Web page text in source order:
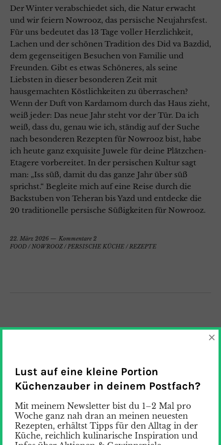
Der Winter verabschiedet sich, die Natur erwacht
und wir feiern Nowrooz, das persische Neujahrsfest.
Für uns bedeutet das 13 Tage voller Herzlichkeit,
Lachen und der schönen Tradition des Did va Bazdid,
dem gegenseitigen Besuchen von Familie und
Freunden. Gibt es etwas Schöneres, als seine
Liebsten in dieser besonderen Zeit mit
hausgemachten Köstlichkeiten zu überraschen?
Wenn der Duft von Kardamom durch das Haus zieht,
weiß jeder: Das neue Jahr steht vor der Tür. Da ich
weiß, dass du, genau wie ich, ständig auf der Suche
nach besonderen Rezepten für Nowrooz bist, habe
ich heute ganz exquisite Juwele für deine Plätzchen-
Etagere vorbereitet. In der persischen Kultur sagt
man: „Iss süß, damit du das ganze Jahr über süß
sprichst.“ Begleite mich auf eine Reise durch die
Backstuben von Teheran bis Yazd und entdecke die
20 traditionelle persische Süßigkeiten für Nowrooz.
22. März 2026
Kommentare 2
FOOD / NOWROOZ/ PERSISCHE KÜCHE / REZEPTE
Lust auf eine kleine Portion
Küchenzauber in deinem Postfach?
Mit meinem Newsletter bist du 1–2 Mal pro
Woche ganz nah dran an meinen neuesten
Rezepten, erhältst Tipps für den Alltag in der
Küche, reichlich kulinarische Inspiration und
×